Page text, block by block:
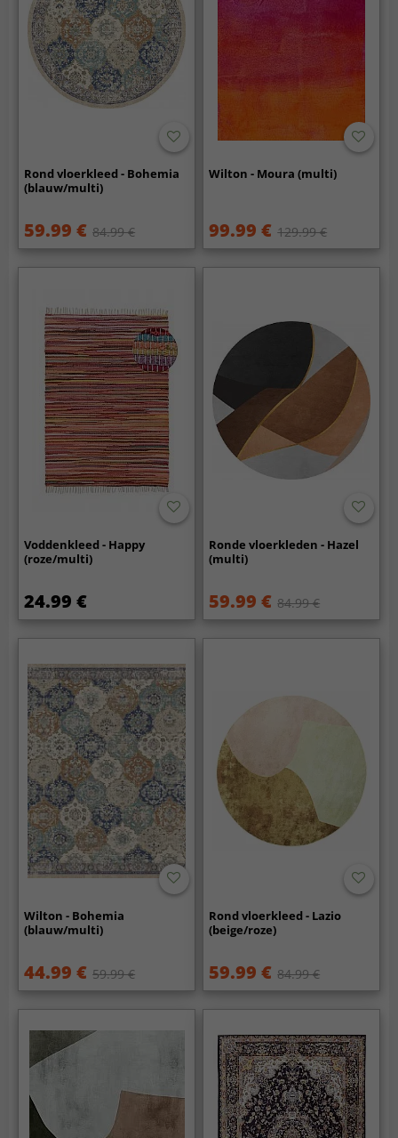
Rond vloerkleed - Bohemia
(blauw/multi)
59.99 € 84.99 €
Wilton - Moura (multi)
99.99 € 129.99 €
Voddenkleed - Happy
(roze/multi)
24.99 €
Ronde vloerkleden - Hazel
(multi)
59.99 € 84.99 €
Wilton - Bohemia
(blauw/multi)
44.99 € 59.99 €
Rond vloerkleed - Lazio
(beige/roze)
59.99 € 84.99 €